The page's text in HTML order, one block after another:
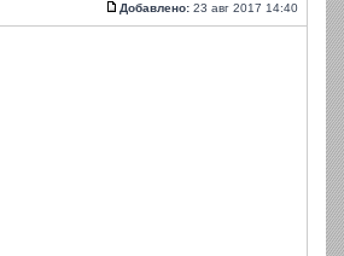
Добавлено: 23 авг 2017 14:40